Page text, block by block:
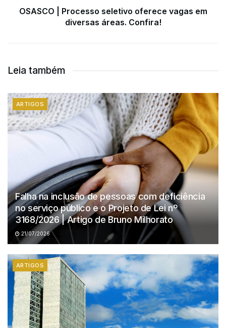
OSASCO | Processo seletivo oferece vagas em
diversas áreas. Confira!
Leia também
ARTIGOS
Falha na inclusão de pessoas com deficiência
no serviço público e o Projeto de Lei nº
3168/2026 | Artigo de Bruno Milhorato
21/07/2026
ARTIGOS